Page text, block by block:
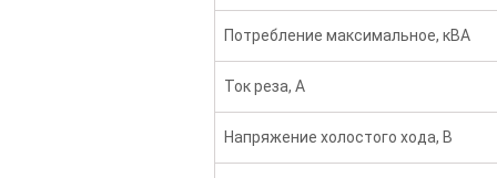
Потребление максимальное, кВА
Ток реза, А
Напряжение холостого хода, В